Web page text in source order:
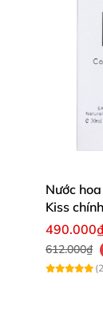
Nước
Kiss
612.000₫